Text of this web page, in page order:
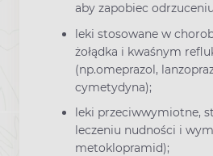
aby zapobiec
leki stosowane w
żołądka i kwaśnym
(np.omeprazol,
cymetydyna);
leki przeciwwymiotne,
leczeniu nudności i
metoklopramid);